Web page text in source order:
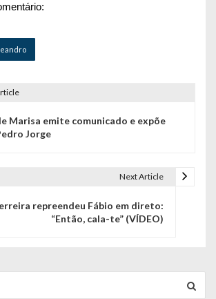
leandro
Marisa emite comunicado e expõe
Jorge
Next Article
repreendeu Fábio em direto:
“Então, cala-te” (VÍDEO)